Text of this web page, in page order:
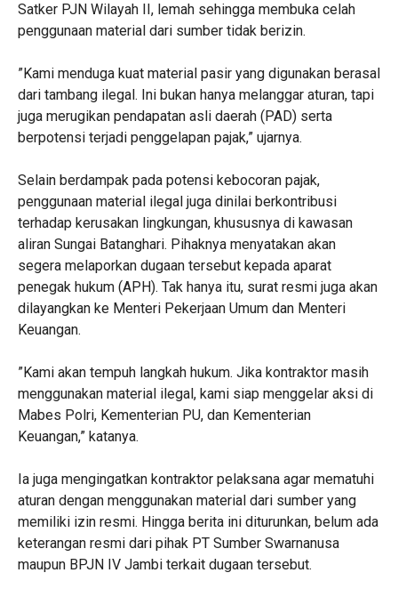
Satker PJN Wilayah II, lemah sehingga membuka celah
penggunaan material dari sumber tidak berizin.
‎”Kami menduga kuat material pasir yang digunakan berasal
dari tambang ilegal. Ini bukan hanya melanggar aturan, tapi
juga merugikan pendapatan asli daerah (PAD) serta
berpotensi terjadi penggelapan pajak,” ujarnya.
Selain berdampak pada potensi kebocoran pajak,
penggunaan material ilegal juga dinilai berkontribusi
terhadap kerusakan lingkungan, khususnya di kawasan
aliran Sungai Batanghari. Pihaknya menyatakan akan
segera melaporkan dugaan tersebut kepada aparat
penegak hukum (APH). Tak hanya itu, surat resmi juga akan
dilayangkan ke Menteri Pekerjaan Umum dan Menteri
Keuangan.
‎”Kami akan tempuh langkah hukum. Jika kontraktor masih
menggunakan material ilegal, kami siap menggelar aksi di
Mabes Polri, Kementerian PU, dan Kementerian
Keuangan,” katanya.
Ia juga mengingatkan kontraktor pelaksana agar mematuhi
aturan dengan menggunakan material dari sumber yang
memiliki izin resmi. Hingga berita ini diturunkan, belum ada
keterangan resmi dari pihak PT Sumber Swarnanusa
maupun BPJN IV Jambi terkait dugaan tersebut.